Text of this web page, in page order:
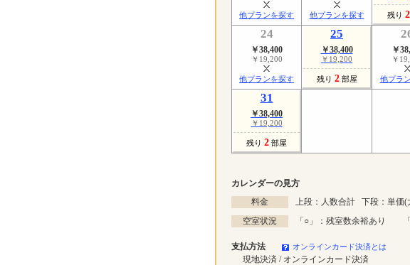
他プランを探す 他プランを探す 残り 2
24
￥38,400
￥19,200
他プランを探す
25
￥38,400
￥19,200
残り 2 部屋
￥
￥
他プラ
31
￥38,400
￥19,200
残り 2 部屋
カレンダーの見方
料金
上段：人数合計 下段：単価(
空室状況
「○ 」：残室数余裕あり 「
支払方法 オンラインカード決済とは
現地決済 / オンラインカード決済